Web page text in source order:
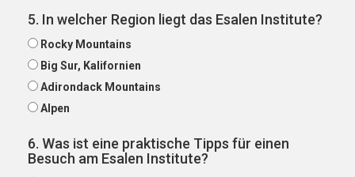
5. In welcher Region liegt das Esalen Institute?
Rocky Mountains
Big Sur, Kalifornien
Adirondack Mountains
Alpen
6. Was ist eine praktische Tipps für einen
Besuch am Esalen Institute?